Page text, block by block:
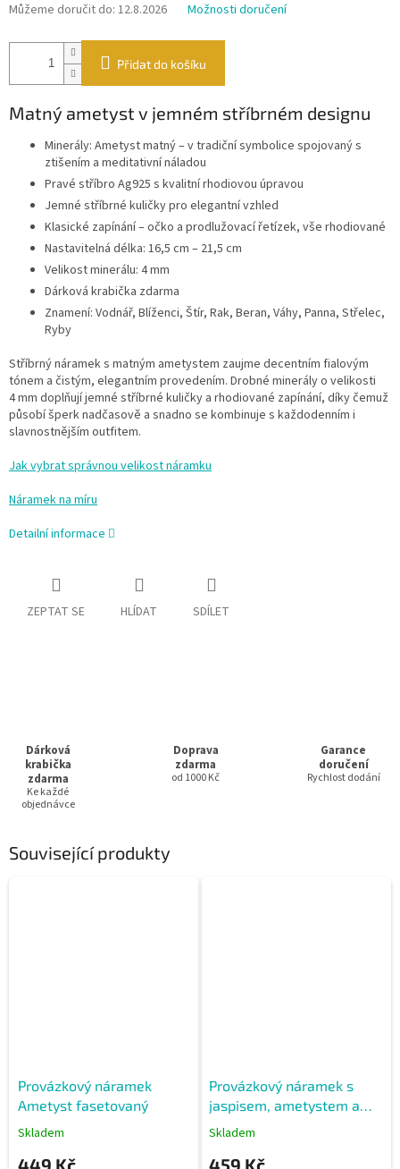
Můžeme doručit do: 12.8.2026 Možnosti doručení
Přidat do košíku
Matný ametyst v jemném stříbrném designu
Minerály: Ametyst matný – v tradiční symbolice spojovaný s
ztišením a meditativní náladou
Pravé stříbro Ag925 s kvalitní rhodiovou úpravou
Jemné stříbrné kuličky pro elegantní vzhled
Klasické zapínání – očko a prodlužovací řetízek, vše rhodiované
Nastavitelná délka: 16,5 cm – 21,5 cm
Velikost minerálu: 4 mm
Dárková krabička zdarma
Znamení: Vodnář, Blíženci, Štír, Rak, Beran, Váhy, Panna, Střelec,
Ryby
Stříbrný náramek s matným ametystem zaujme decentním fialovým
tónem a čistým, elegantním provedením. Drobné minerály o velikosti
4 mm doplňují jemné stříbrné kuličky a rhodiované zapínání, díky čemuž
působí šperk nadčasově a snadno se kombinuje s každodenním i
slavnostnějším outfitem.
Jak vybrat správnou velikost náramku
Náramek na míru
Detailní informace
ZEPTAT SE HLÍDAT SDÍLET
Dárková
krabička
zdarma
Ke každé
objednávce
Doprava
zdarma
od 1000 Kč
Garance
doručení
Rychlost dodání
Související produkty
Provázkový náramek
Ametyst fasetovaný
Skladem
Provázkový náramek s
jaspisem, ametystem a
stříbrnými korálky
Skladem